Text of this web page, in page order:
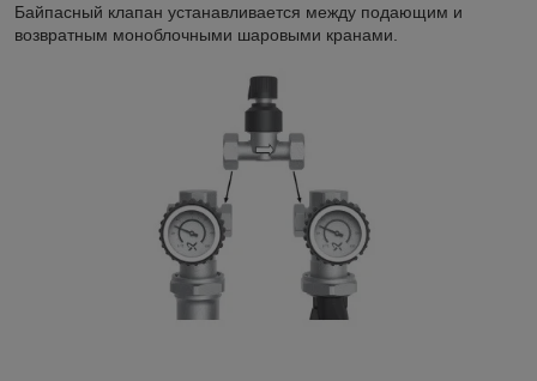
Байпасный клапан устанавливается между подающим и
возвратным моноблочными шаровыми кранами.